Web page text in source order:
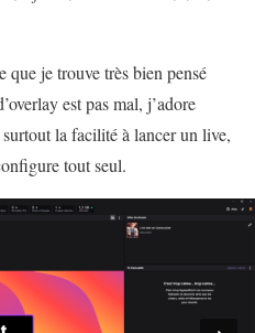
que je trouve très bien pensé
est pas mal, j’adore
la facilité à lancer un live,
tout seul.